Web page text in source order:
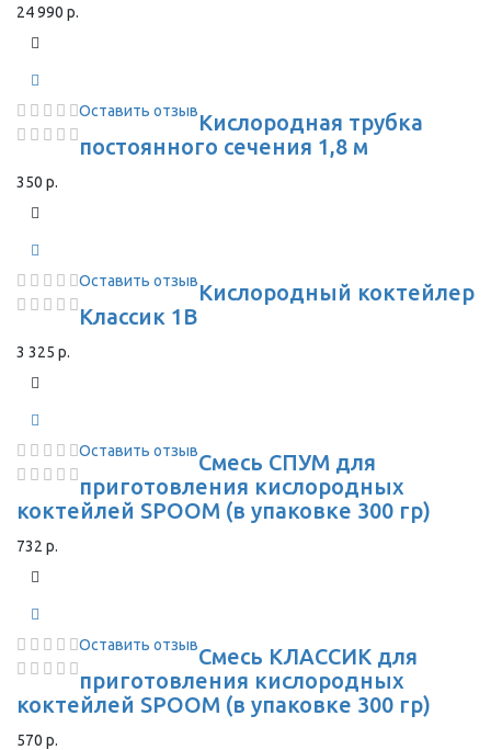
24 990 р.
Оставить отзывКислородная трубка
постоянного сечения 1,8 м
350 р.
Оставить отзывКислородный коктейлер
Классик 1В
3 325 р.
Оставить отзывСмесь СПУМ для
приготовления кислородных
коктейлей SPOOM (в упаковке 300 гр)
732 р.
Оставить отзывСмесь КЛАССИК для
приготовления кислородных
коктейлей SPOOM (в упаковке 300 гр)
570 р.